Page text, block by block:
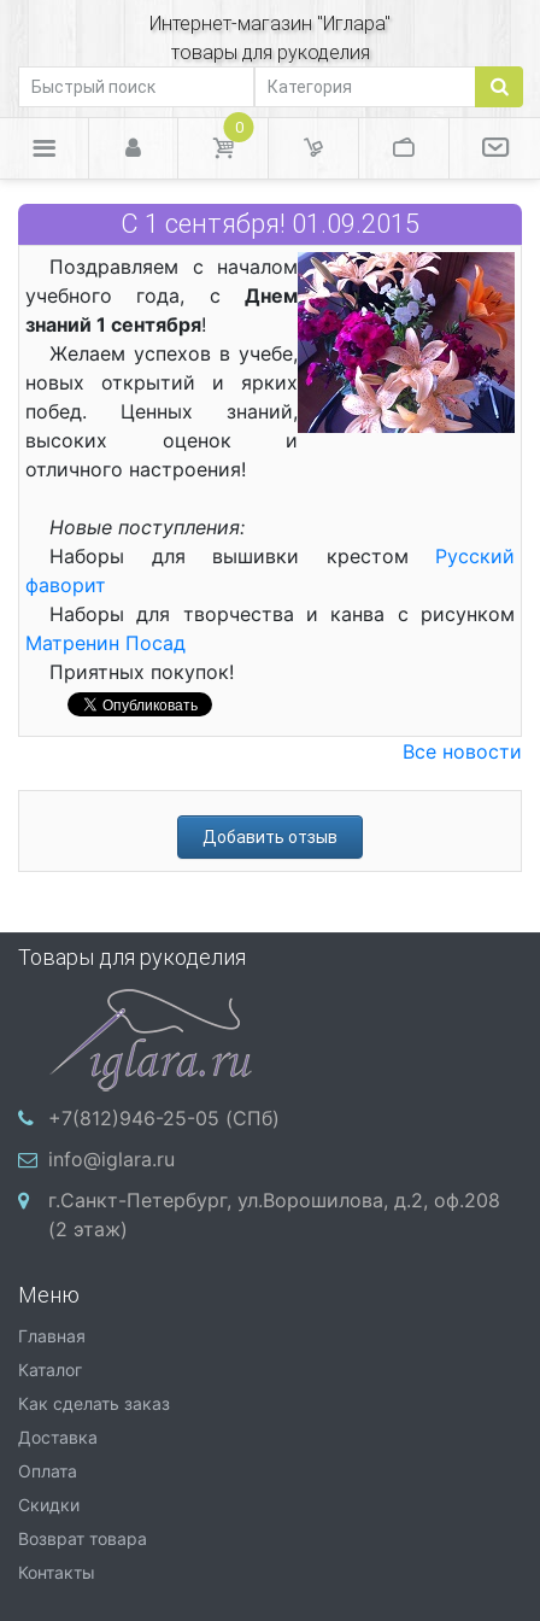
Интернет-магазин "Иглара"
товары для рукоделия
0
С 1 сентября! 01.09.2015
Поздравляем с началом
учебного года, с Днем
знаний 1 сентября!
Желаем успехов в учебе,
новых открытий и ярких
побед. Ценных знаний,
высоких оценок и
отличного настроения!
Новые поступления:
Наборы для вышивки крестом Русский
фаворит
Наборы для творчества и канва с рисунком
Матренин Посад
Приятных покупок!
Все новости
Добавить отзыв
Товары для рукоделия
+7(812)946-25-05 (СПб)
info@iglara.ru
г.Санкт-Петербург, ул.Ворошилова, д.2, оф.208
(2 этаж)
Меню
Главная
Каталог
Как сделать заказ
Доставка
Оплата
Скидки
Возврат товара
Контакты